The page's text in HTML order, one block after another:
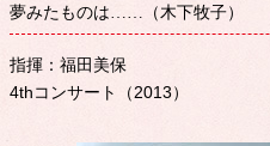
夢みたものは……（木下牧子）
指揮：福田美保
4thコンサート（2013）